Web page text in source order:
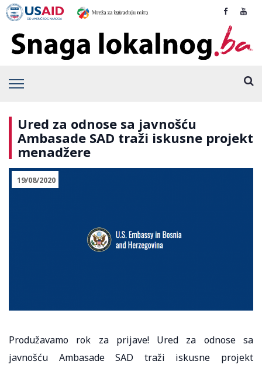
Ured za odnose sa javnošću
Ambasade SAD traži iskusne projekt
menadžere
19/08/2020
Produžavamo rok za prijave! Ured za odnose sa
javnošću Ambasade SAD traži iskusne projekt